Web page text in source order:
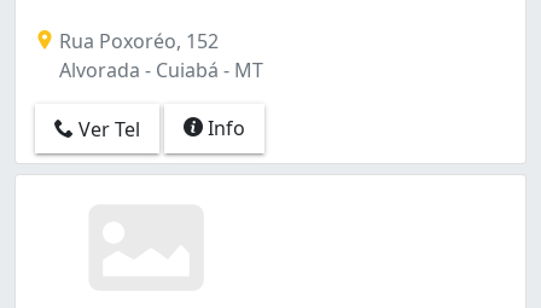
Rua Poxoréo, 152
Alvorada - Cuiabá - MT
Ver Tel Info